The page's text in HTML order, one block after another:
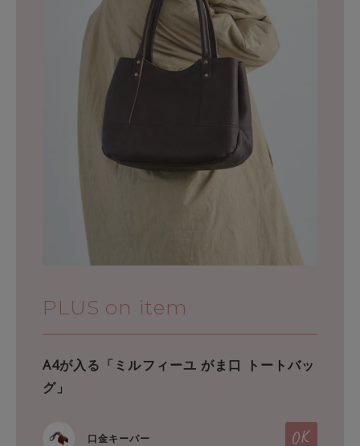
PLUS on item
A4が入る「ミルフィーユ がま口 トートバッ
グ」
口金キーパー